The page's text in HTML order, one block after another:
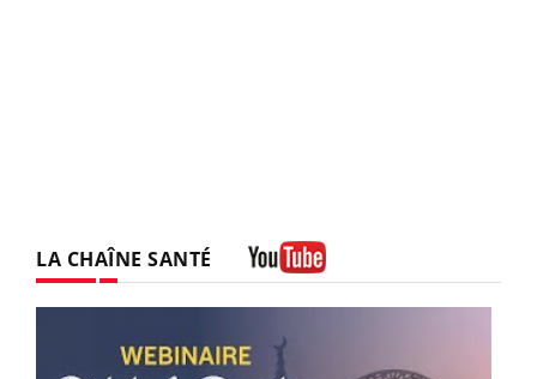
LA CHAÎNE SANTÉ